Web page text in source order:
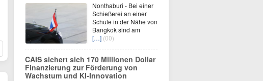
Nonthaburi - Bei einer
Schießerei an einer
Schule in der Nähe von
Bangkok sind am
[…] (00)
CAIS sichert sich 170 Millionen Dollar
Finanzierung zur Förderung von
Wachstum und KI-Innovation